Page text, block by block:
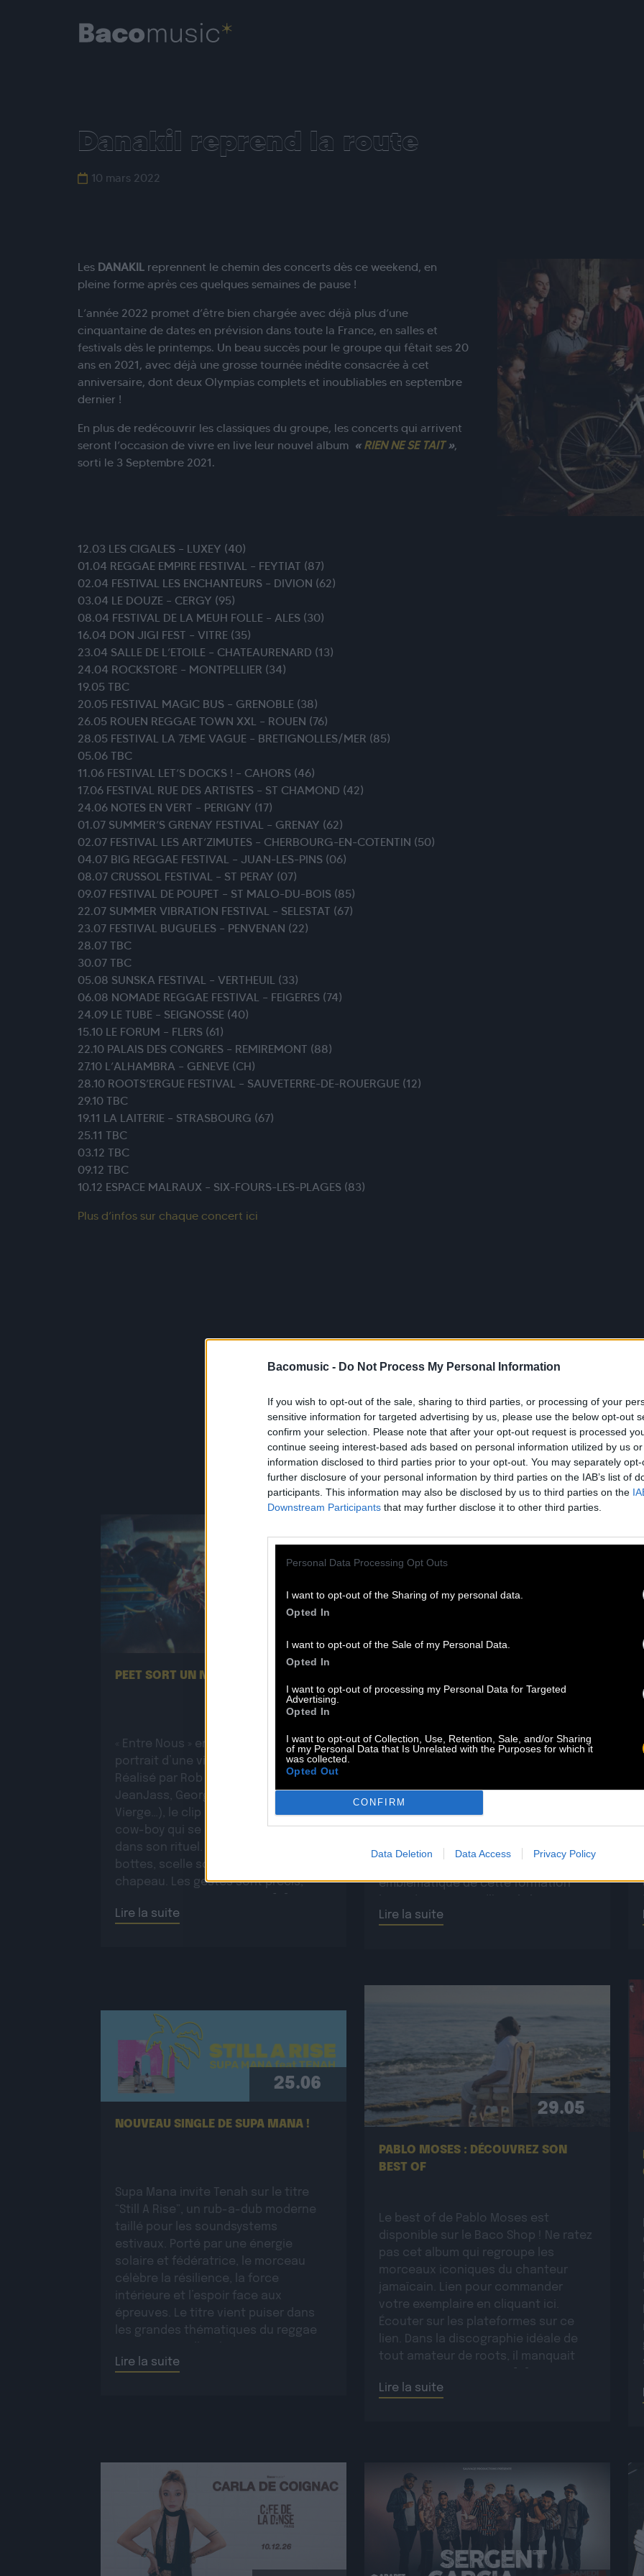
Bacomusic - Do Not Process My Personal Information
If you wish to opt-out of the sale, sharing to third parties, or processing of your
sensitive information for targeted advertising by us, please use the below opt-out
confirm your selection. Please note that after your opt-out request is processed
continue seeing interest-based ads based on personal information utilized by us
information disclosed to third parties prior to your opt-out. You may separately
further disclosure of your personal information by third parties on the IAB’s list of
participants. This information may also be disclosed by us to third parties on the
Downstream Participants that may further disclose it to other third parties.
Personal Data Processing Opt Outs
I want to opt-out of the Sharing of my personal data.
Opted In
I want to opt-out of the Sale of my Personal Data.
Opted In
I want to opt-out of processing my Personal Data for Targeted
Advertising.
Opted In
I want to opt-out of Collection, Use, Retention, Sale, and/or Sharing
of my Personal Data that Is Unrelated with the Purposes for which it
was collected.
Opted Out
CONFIRM
Data Deletion Data Access Privacy Policy
Danakil reprend la route
10 mars 2022
Les DANAKILreprennent le chemin des concerts dès ce weekend, en
pleine forme après ces quelques semaines de pause !
L’année 2022 promet d’être bien chargée avec déjà plus d’une
cinquantaine de dates en prévision dans toute la France, en salles et
festivals dès le printemps. Un beau succès pour le groupe qui fêtait ses 20
ans en 2021, avec déjà une grosse tournée inédite consacrée à cet
anniversaire, dont deux Olympias complets et inoubliables en septembre
dernier !
En plus de redécouvrir les classiques du groupe, les concerts qui arrivent
seront l’occasion de vivre en live leur nouvel album « RIEN NE SE TAIT»,
sorti le 3 Septembre 2021.
12.03 LES CIGALES – LUXEY (40)
01.04 REGGAE EMPIRE FESTIVAL – FEYTIAT (87)
02.04 FESTIVAL LES ENCHANTEURS – DIVION (62)
03.04 LE DOUZE – CERGY (95)
08.04 FESTIVAL DE LA MEUH FOLLE – ALES (30)
16.04 DON JIGI FEST – VITRE (35)
23.04 SALLE DE L’ETOILE – CHATEAURENARD (13)
24.04 ROCKSTORE – MONTPELLIER (34)
19.05 TBC
20.05 FESTIVAL MAGIC BUS – GRENOBLE (38)
26.05 ROUEN REGGAE TOWN XXL – ROUEN (76)
28.05 FESTIVAL LA 7EME VAGUE – BRETIGNOLLES/MER (85)
05.06 TBC
11.06 FESTIVAL LET’S DOCKS ! – CAHORS (46)
17.06 FESTIVAL RUE DES ARTISTES – ST CHAMOND (42)
24.06 NOTES EN VERT – PERIGNY (17)
01.07 SUMMER’S GRENAY FESTIVAL – GRENAY (62)
02.07 FESTIVAL LES ART’ZIMUTES – CHERBOURG-EN-COTENTIN (50)
04.07 BIG REGGAE FESTIVAL – JUAN-LES-PINS (06)
08.07 CRUSSOL FESTIVAL – ST PERAY (07)
09.07 FESTIVAL DE POUPET – ST MALO-DU-BOIS (85)
22.07 SUMMER VIBRATION FESTIVAL – SELESTAT (67)
23.07 FESTIVAL BUGUELES – PENVENAN (22)
28.07 TBC
30.07 TBC
05.08 SUNSKA FESTIVAL – VERTHEUIL (33)
06.08 NOMADE REGGAE FESTIVAL – FEIGERES (74)
24.09 LE TUBE – SEIGNOSSE (40)
15.10 LE FORUM – FLERS (61)
22.10 PALAIS DES CONGRES – REMIREMONT (88)
27.10 L’ALHAMBRA – GENEVE (CH)
28.10 ROOTS’ERGUE FESTIVAL – SAUVETERRE-DE-ROUERGUE (12)
29.10 TBC
19.11 LA LAITERIE – STRASBOURG (67)
25.11 TBC
03.12 TBC
09.12 TBC
10.12 ESPACE MALRAUX – SIX-FOURS-LES-PLAGES (83)
Plus d’infos sur chaque concert ici
TOUTES LES
PEET SORT UN NOUVEAU CLIP !
« Entre Nous » enfin mis en image :
portrait d’une virilité vacillante.
Réalisé par Rob Knudsen (Caba &
JeanJass, Georgio, Ascendant
Vierge…), le clip met en scène un
cow-boy qui se prépare, on le suit
dans son rituel. Il s’habille, enfile ses
bottes, scelle son cheval, ajuste son
chapeau. Les gestes sont précis,
Lire la suite
GLADIATORS AU CABARET SAUVAGE !
Légende vivante du reggae roots,
dédiée au répertoire mythique des
Gladiators ! Il passera par le Cabaret
huit ans, Clinton Fearon a été le
emblématique de cette formation
revisiter […]
Lire la suite
25.06
NOUVEAU SINGLE DE SUPA MANA !
Supa Mana invite Tenah sur le titre
“Still A Rise”, un rub-a-dub moderne
taillé pour les soundsystems
estivaux. Porté par une énergie
solaire et fédératrice, le morceau
célèbre la résilience, la force
intérieure et l’espoir face aux
épreuves. Le titre vient puiser dans
les grandes thématiques du reggae
dimension moderne et une […]
Lire la suite
29.05
PABLO MOSES : DÉCOUVREZ SON
BEST OF
Le best of de Pablo Moses est
disponible sur le Baco Shop ! Ne ratez
pas cet album qui regroupe les
morceaux iconiques du chanteur
jamaïcain. Lien pour commander
votre exemplaire en cliquant ici.
Écouter sur les plateformes sur ce
lien. Dans la discographie idéale de
tout amateur de roots, il manquait
Lire la suite